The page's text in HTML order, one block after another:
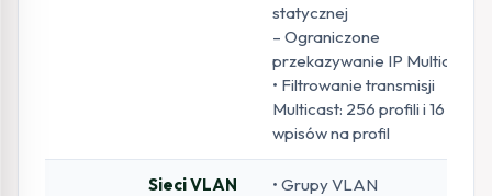
statycznej
– Ograniczone
przekazywanie IP Multicast
• Filtrowanie transmisji
Multicast: 256 profili i 16
wpisów na profil
Sieci VLAN
• Grupy VLAN